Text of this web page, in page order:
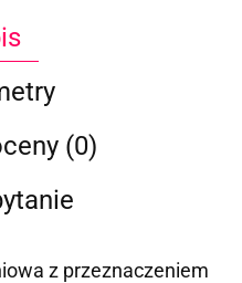
(0)
z przeznaczeniem